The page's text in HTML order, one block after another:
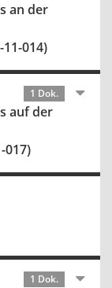
an der
014)
1 Dok.
auf der
017)
1 Dok.